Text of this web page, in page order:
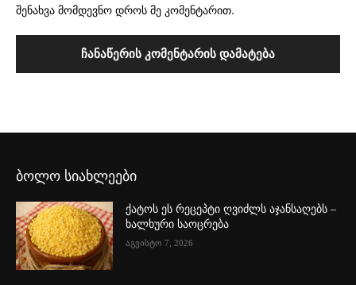
შენახვა მომდევნო დროს მე კომენტარით.
ბოლო სიახლეები
ქატოს ეს რეცეპტი ღვიძლს აჯანსაღებს –
ხალხური საოცრება
აგვისტო 7, 2026